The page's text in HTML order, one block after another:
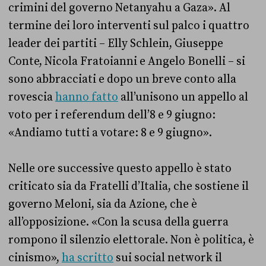
crimini del governo Netanyahu a Gaza». Al
termine dei loro interventi sul palco i quattro
leader dei partiti – Elly Schlein, Giuseppe
Conte, Nicola Fratoianni e Angelo Bonelli – si
sono abbracciati e dopo un breve conto alla
rovesciahanno fatto all’unisono un appello al
voto per i referendum dell’8 e 9 giugno:
«Andiamo tutti a votare: 8 e 9 giugno».
Nelle ore successive questo appello è stato
criticato sia da Fratelli d’Italia, che sostiene il
governo Meloni, sia da Azione, che è
all’opposizione. «Con la scusa della guerra
rompono il silenzio elettorale. Non è politica, è
cinismo», ha scritto sui social network il